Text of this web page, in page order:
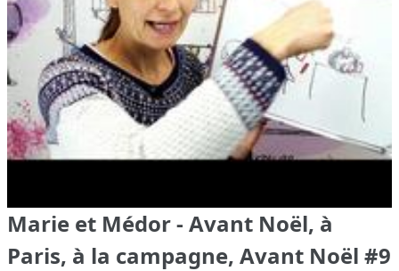
Marie et Médor - Avant Noël, à
Paris, à la campagne, Avant Noël #9